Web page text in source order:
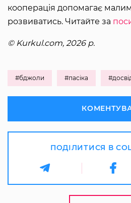
кооперація допомагає
розвиватись. Читайте за
© Kurkul.com, 2026 р.
#бджоли #пасіка
ПОДІЛИТИСЯ В